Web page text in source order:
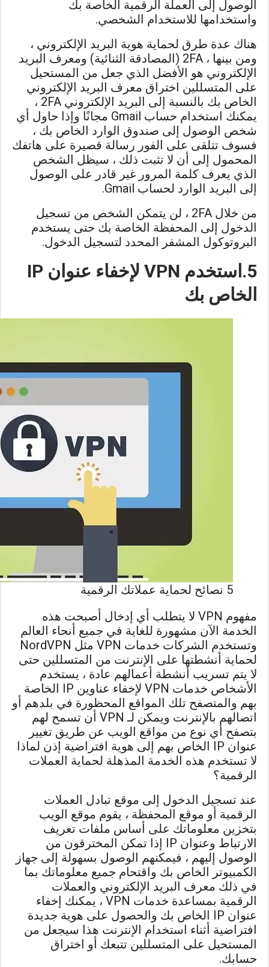
الوصول إلى العملة الرقمية الخاصة بك
واستخدامها للاستخدام الشخصي.
هناك عدة طرق لحماية هوية البريد الإلكتروني ،
ومن بينها ، 2FA (المصادقة الثنائية) ومعرف البريد
الإلكتروني هو الأفضل الذي جعل من المستحيل
على المتسللين اختراق معرف البريد الإلكتروني
الخاص بك بالنسبة إلى البريد الإلكتروني 2FA ،
يمكنك استخدام حساب Gmail مجانًا وإذا حاول أي
شخص الوصول إلى صندوق الوارد الخاص بك ،
فسوف تتلقى على الفور رسالة قصيرة على هاتفك
المحمول إلى أن لا تثبت ذلك ، سيظل الشخص
الذي يعرف كلمة المرور غير قادر على الوصول
إلى البريد الوارد لحساب Gmail.
من خلال 2FA ، لن يتمكن الشخص من تسجيل
الدخول إلى المحفظة الخاصة بك حتى يستخدم
البروتوكول المشفر المحدد لتسجيل الدخول.
5.استخدم VPN لإخفاء عنوان IP
الخاص بك
5 نصائح لحماية عملاتك الرقمية
مفهوم VPN لا يتطلب أي إدخال أصبحت هذه
الخدمة الآن مشهورة للغاية في جميع أنحاء العالم
وتستخدم الشركات خدمات VPN مثل NordVPN
لحماية أنشطتها على الإنترنت من المتسللين حتى
لا يتم تسريب أنشطة أعمالهم عادة ، يستخدم
الأشخاص خدمات VPN لإخفاء عناوين IP الخاصة
بهم والمتصفح تلك المواقع المحظورة في بلدهم أو
اتصالهم بالإنترنت ويمكن لـ VPN أن تسمح لهم
بتصفح أي نوع من مواقع الويب عن طريق تغيير
عنوان IP الخاص بهم إلى هوية افتراضية إذن لماذا
لا تستخدم هذه الخدمة المذهلة لحماية العملات
الرقمية؟
عند تسجيل الدخول إلى موقع تبادل العملات
الرقمية أو موقع المحفظة ، يقوم موقع الويب
بتخزين معلوماتك على أساس ملفات تعريف
الارتباط وعنوان IP إذا تمكن المخترقون من
الوصول إليهم ، فيمكنهم الوصول بسهولة إلى جهاز
الكمبيوتر الخاص بك واقتحام جميع معلوماتك بما
في ذلك معرف البريد الإلكتروني والعملات
الرقمية بمساعدة خدمات VPN ، يمكنك إخفاء
عنوان IP الخاص بك والحصول على هوية جديدة
افتراضية أثناء استخدام الإنترنت هذا سيجعل من
المستحيل على المتسللين تتبعك أو اختراق
حسابك.